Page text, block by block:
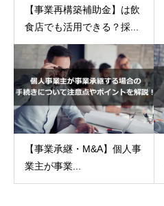
【事業再構築補助金】は飲
食店でも活用できる？採...
【事業承継・M&A】個人事
業主が事業...